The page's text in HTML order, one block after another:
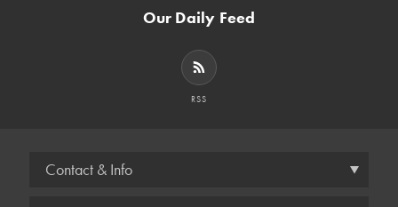
Our Daily Feed
RSS
Contact & Info